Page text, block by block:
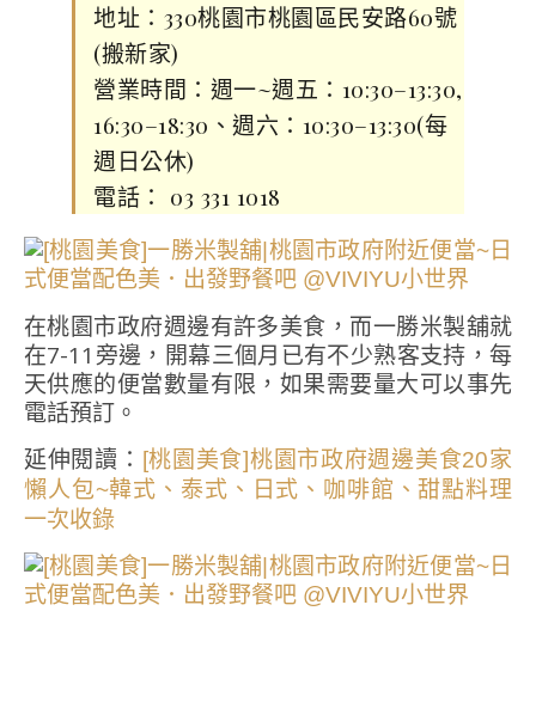
地址：330桃園市桃園區民安路60號
(搬新家)
營業時間：週一~週五：10:30–13:30,
16:30–18:30、週六：10:30–13:30(每
週日公休)
電話： 03 331 1018
在桃園市政府週邊有許多美食，而一勝米製舖就
在7-11旁邊，開幕三個月已有不少熟客支持，每
天供應的便當數量有限，如果需要量大可以事先
電話預訂。
延伸閱讀： [桃園美食]桃園市政府週邊美食20家
懶人包~韓式、泰式、日式、咖啡館、甜點料理
一次收錄